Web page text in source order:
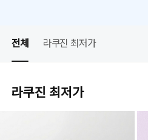
전체 라쿠진 최저가
라쿠진 최저가